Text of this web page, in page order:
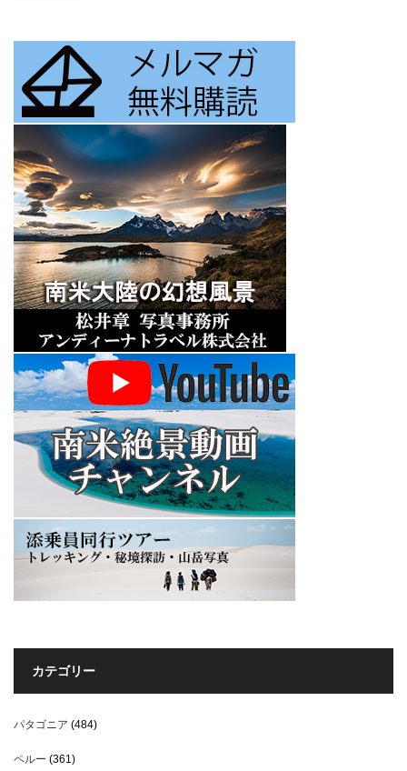
カテゴリー
パタゴニア (484)
ペルー (361)